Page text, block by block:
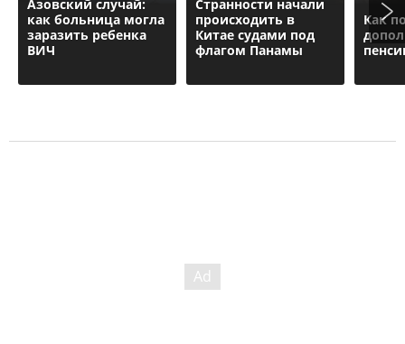
Азовский случай:
как больница могла
заразить ребенка
ВИЧ
Странности начали
происходить в
Китае судами под
флагом Панамы
Как